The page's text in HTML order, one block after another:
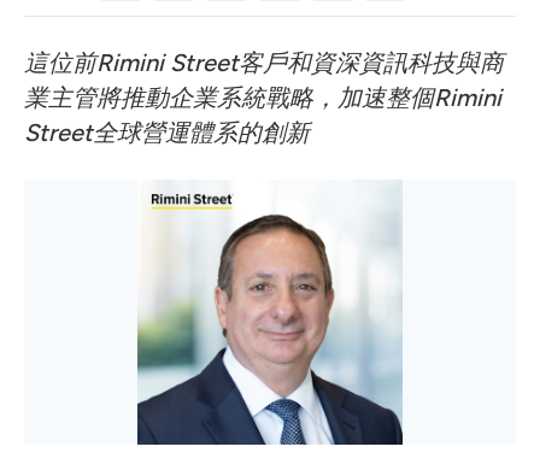
這位前Rimini Street客戶和資深資訊科技與商
業主管將推動企業系統戰略，加速整個Rimini
Street全球營運體系的創新